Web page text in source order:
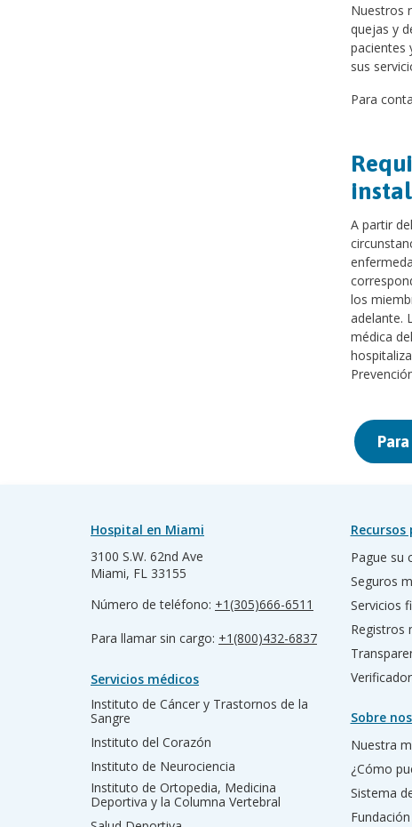
Nuestros
quejas y
pacientes
sus
Para
A partir
los
adelante.
médica
Hospital en Miami
3100 S.W. 62nd Ave
Miami, FL 33155
Número de teléfono: +1(305)666-6511
Para llamar sin cargo: +1(800)432-6837
Servicios médicos
Instituto de Cáncer y Trastornos de la
Sangre
Instituto del Corazón
Instituto de Neurociencia
Instituto de Ortopedia, Medicina
Deportiva y la Columna Vertebral
Pague su
Seguros
Servicios
Registros
Sobre
Nuestra
¿Cómo
Sistema
Fundación